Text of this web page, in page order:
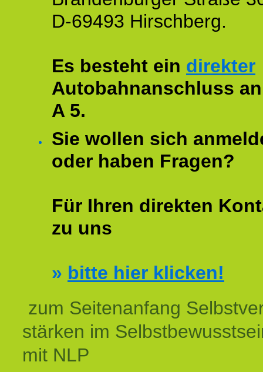
D-69493 Hirschberg.
Es besteht ein direkter
Autobahnanschluss
A 5.
Sie wollen sich
oder haben Fragen?
Für Ihren direkten
zu uns
» bitte hier klicken!
zum Seitenanfang
stärken im
mit NLP